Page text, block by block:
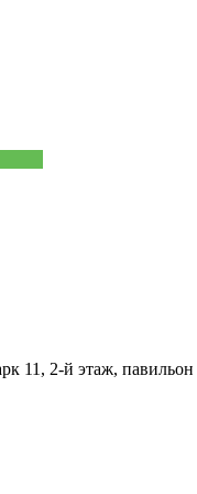
11, 2-й этаж,